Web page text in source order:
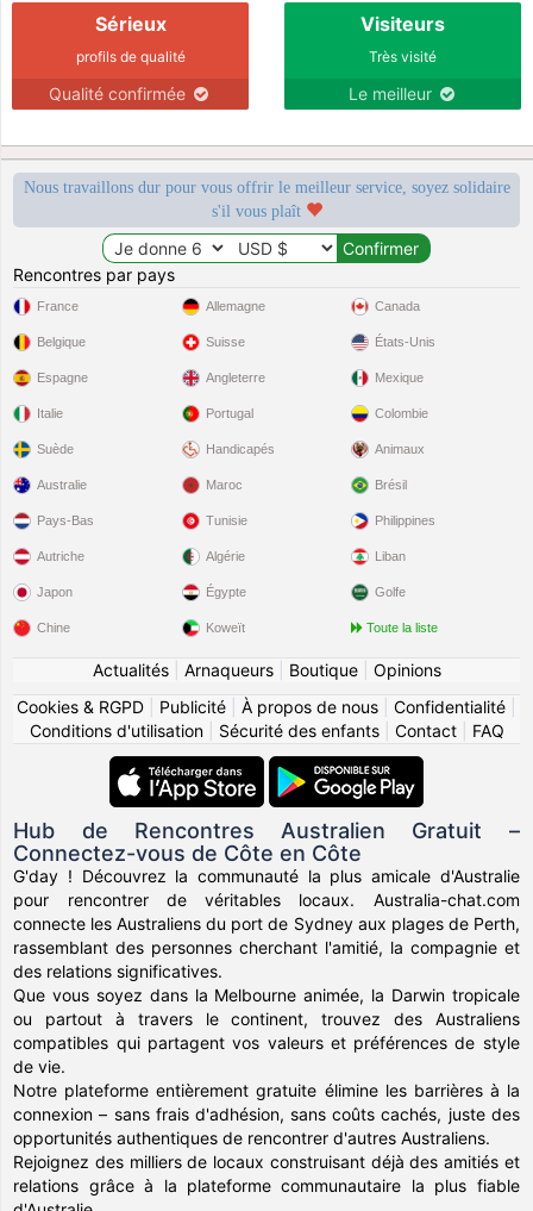
Sérieux
profils de qualité
Qualité confirmée
Visiteurs
Très visité
Le meilleur
Nous travaillons dur pour vous offrir le meilleur service, soyez solidaire
s'il vous plaît
Rencontres par pays
France
Belgique
Espagne
Italie
Suède
Allemagne
Suisse
Angleterre
Portugal
Handicapés
Canada
États-Unis
Mexique
Colombie
Animaux
Australie
Pays-Bas
Autriche
Japon
Chine
Maroc
Tunisie
Algérie
Égypte
Koweït
Brésil
Philippines
Liban
Golfe
Toute la liste
Actualités| Arnaqueurs| Boutique| Opinions
Cookies & RGPD
Publicité À propos de nous Confidentialité
Conditions d'utilisation| Sécurité des enfants| Contact| FAQ
Hub de Rencontres Australien Gratuit –
Connectez-vous de Côte en Côte
G'day ! Découvrez la communauté la plus amicale d'Australie
pour rencontrer de véritables locaux. Australia-chat.com
connecte les Australiens du port de Sydney aux plages de Perth,
rassemblant des personnes cherchant l'amitié, la compagnie et
des relations significatives.
Que vous soyez dans la Melbourne animée, la Darwin tropicale
ou partout à travers le continent, trouvez des Australiens
compatibles qui partagent vos valeurs et préférences de style
de vie.
Notre plateforme entièrement gratuite élimine les barrières à la
connexion – sans frais d'adhésion, sans coûts cachés, juste des
opportunités authentiques de rencontrer d'autres Australiens.
Rejoignez des milliers de locaux construisant déjà des amitiés et
relations grâce à la plateforme communautaire la plus fiable